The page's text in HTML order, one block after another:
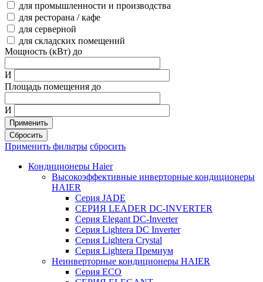
для промышленности и производства
для ресторана / кафе
для серверной
для складских помещений
Мощность (кВт) до
И
Площадь помещения до
И
Применить
Сбросить
Применить фильтры сбросить
Кондиционеры Haier
Высокоэффективные инверторные кондиционеры
HAIER
Серия JADE
СЕРИЯ LEADER DC-INVERTER
Серия Elegant DC-Inverter
Серия Lightera DC Inverter
Серия Lightera Crystal
Серия Lightera Премиум
Неинверторные кондиционеры HAIER
Серия ECO